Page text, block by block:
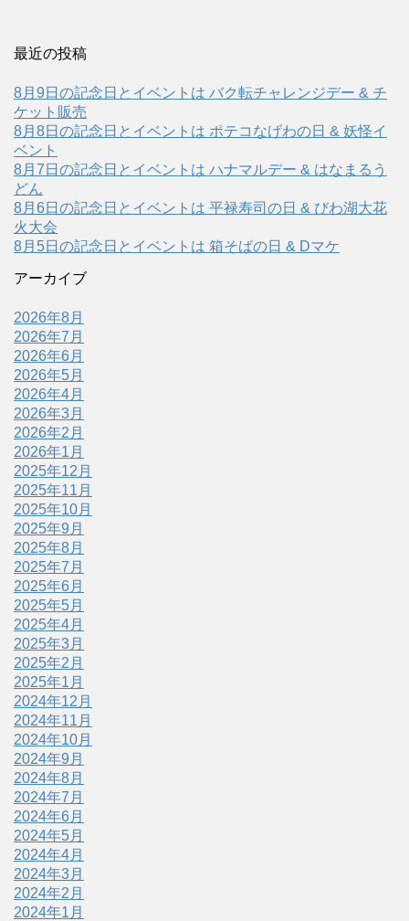
最近の投稿
8月9日の記念日とイベントは バク転チャレンジデー & チ
ケット販売
8月8日の記念日とイベントは ポテコなげわの日 & 妖怪イ
ベント
8月7日の記念日とイベントは ハナマルデー & はなまるう
どん
8月6日の記念日とイベントは 平禄寿司の日 & びわ湖大花
火大会
8月5日の記念日とイベントは 箱そばの日 & Dマケ
アーカイブ
2026年8月
2026年7月
2026年6月
2026年5月
2026年4月
2026年3月
2026年2月
2026年1月
2025年12月
2025年11月
2025年10月
2025年9月
2025年8月
2025年7月
2025年6月
2025年5月
2025年4月
2025年3月
2025年2月
2025年1月
2024年12月
2024年11月
2024年10月
2024年9月
2024年8月
2024年7月
2024年6月
2024年5月
2024年4月
2024年3月
2024年2月
2024年1月